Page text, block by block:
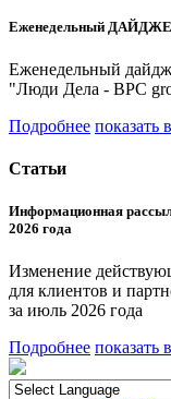
Еженедельный
Еженедельный
"Люди Дела - BPC
Подробнее показать
Статьи
Информационная
2026 года
Изменение
для клиентов и
за июль 2026 года
Подробнее показать